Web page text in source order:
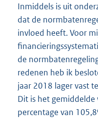
Inmiddels is uit
dat de
invloed heeft. Voor
de
redenen heb ik
jaar 2018 lager vast
Dit is het gemiddelde
percentage van